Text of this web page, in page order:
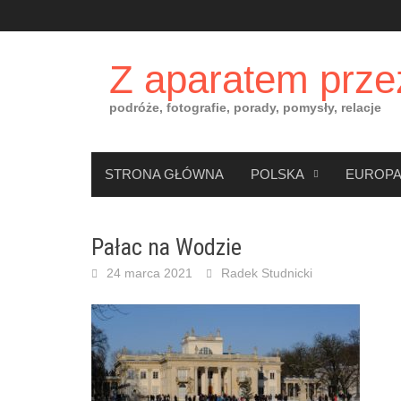
to
Z aparatem
podróże, fotografie, porady, pomysły, relacje
STRONA GŁÓWNA POLSKA EUROPA
Pałac na Wodzie
24 marca 2021 Radek Studnicki